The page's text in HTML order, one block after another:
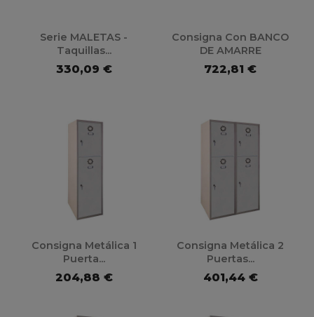
Serie MALETAS -
Taquillas...
330,09 €
Consigna Con BANCO
DE AMARRE
722,81 €
Consigna Metálica 1
Puerta...
204,88 €
Consigna Metálica 2
Puertas...
401,44 €